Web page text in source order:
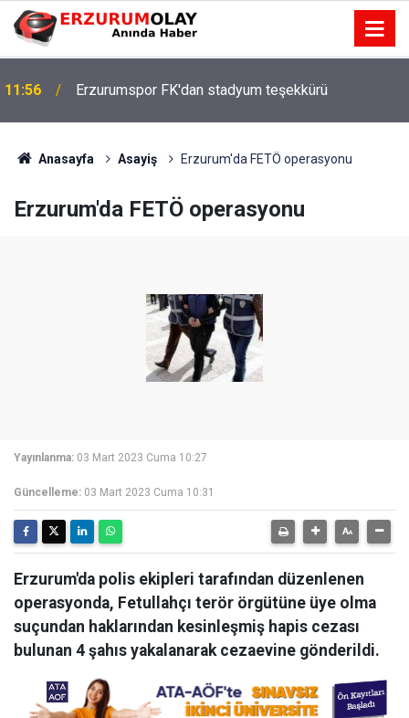
11:56 Erzurumspor FK'dan stadyum teşekkürü
Anasayfa Asayiş Erzurum'da FETÖ operasyonu
Erzurum'da FETÖ operasyonu
Yayınlanma: 03 Mart 2023 Cuma 10:27
Güncelleme: 03 Mart 2023 Cuma 10:31
Erzurum'da polis ekipleri tarafından düzenlenen
operasyonda, Fetullahçı terör örgütüne üye olma
suçundan haklarından kesinleşmiş hapis cezası
bulunan 4 şahıs yakalanarak cezaevine gönderildi.